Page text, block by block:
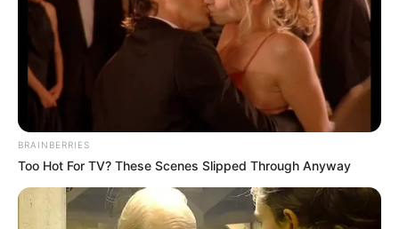
BRAINBERRIES
Too Hot For TV? These Scenes Slipped Through Anyway